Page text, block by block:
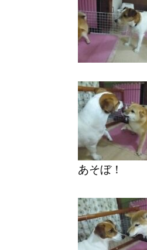
あそぼ！